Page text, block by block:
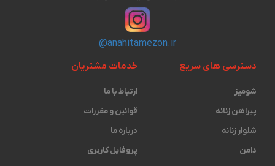
@anahitamezon.ir
دسترسی های سریع
شومیز
پیراهن زنانه
شلوار زنانه
دامن
خدمات مشتریان
ارتباط با ما
قوانین و مقررات
درباره ما
پروفایل کاربری